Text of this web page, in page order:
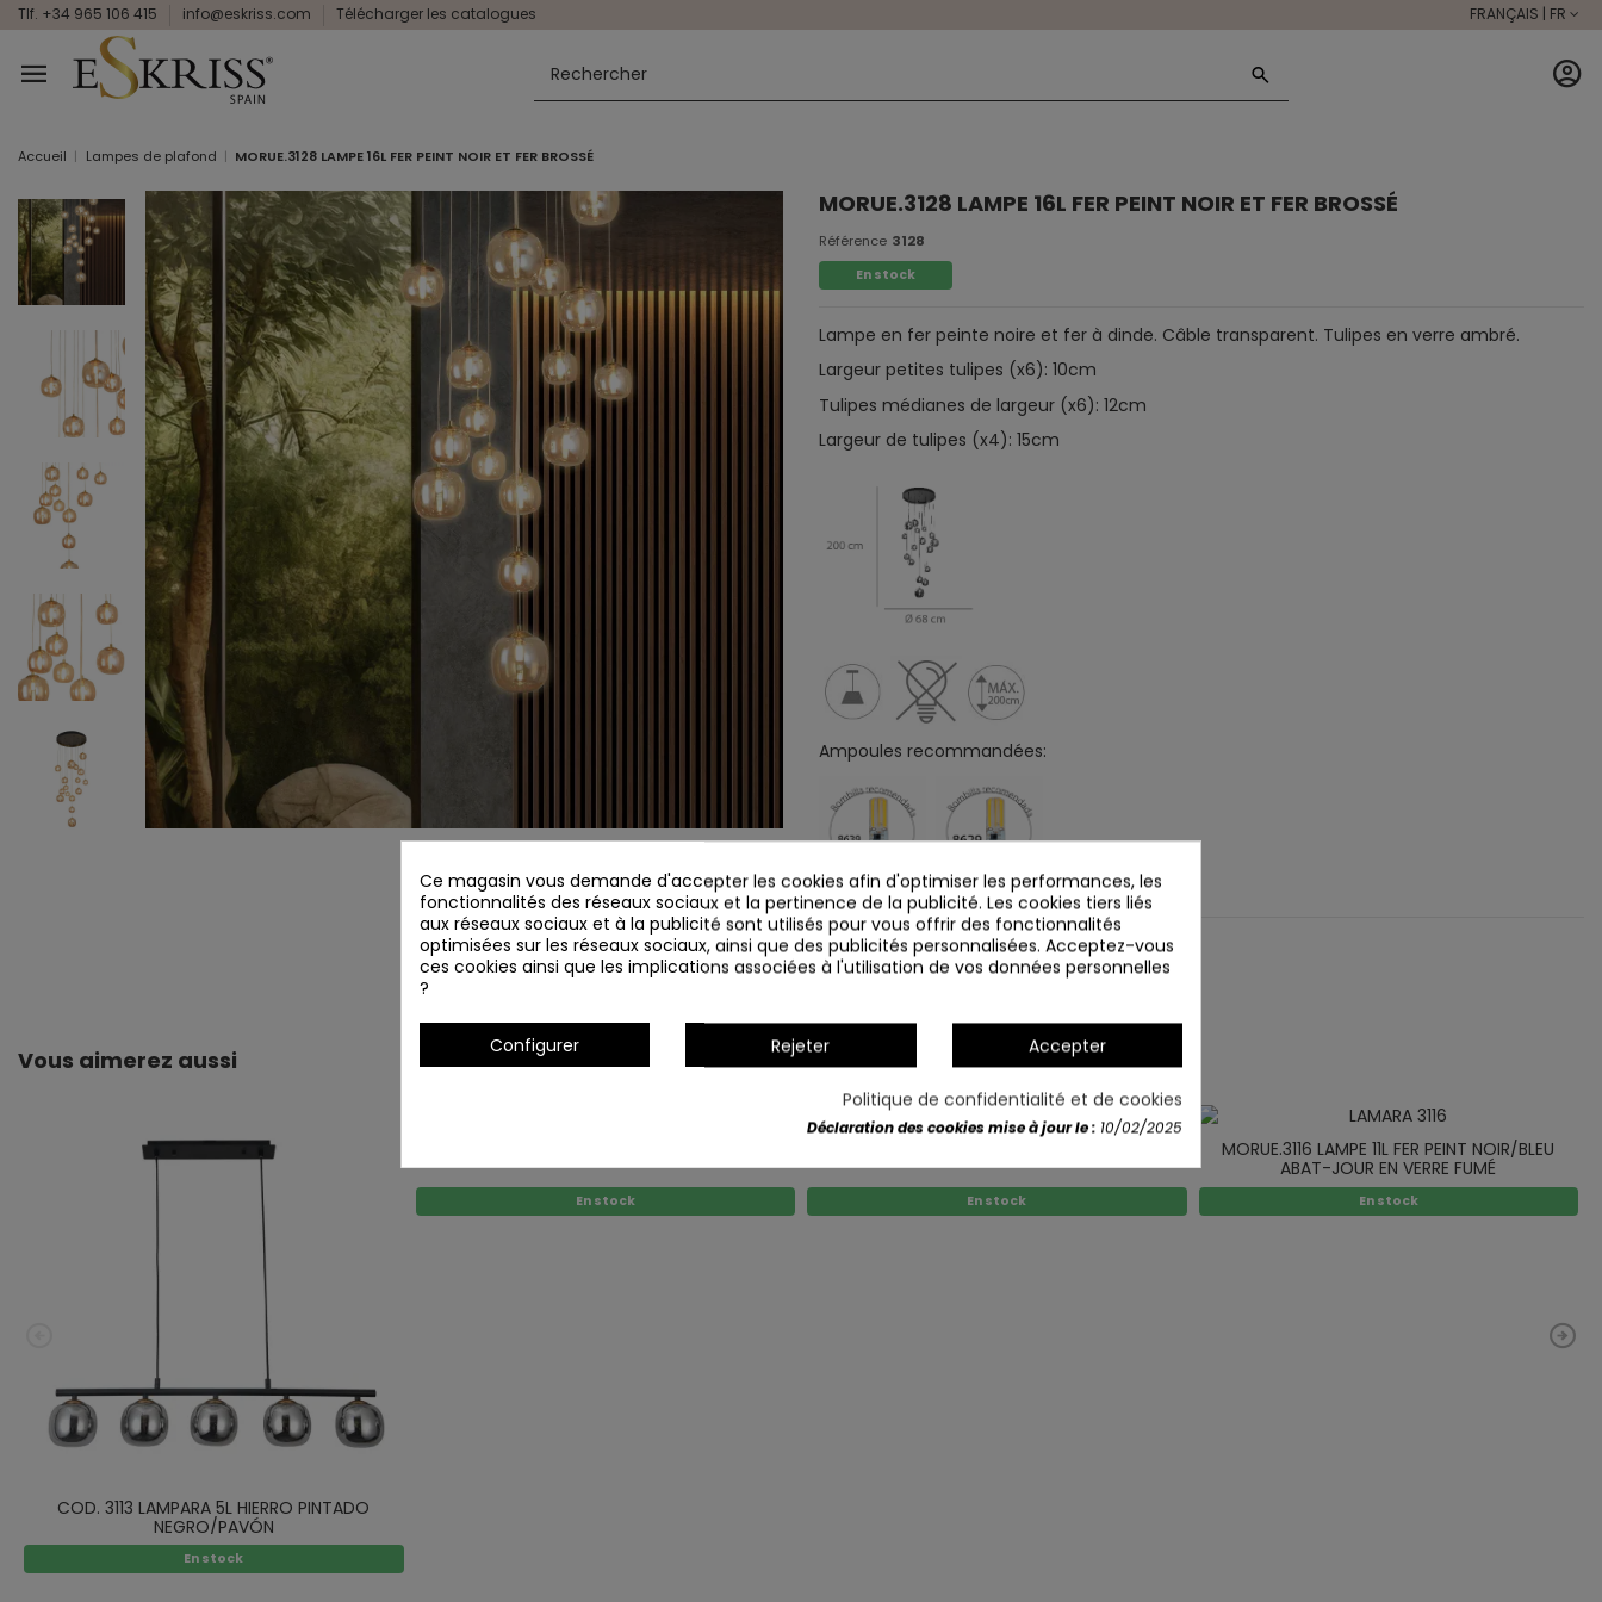
Tlf. +34 965 106 415 info@eskriss.com Télécharger les catalogues FRANÇAIS | FR
Accueil Lampes de plafond MORUE.3128 LAMPE 16L FER PEINT NOIR ET FER BROSSÉ
MORUE.3128 LAMPE 16L FER PEINT NOIR ET FER BROSSÉ
Référence 3128
En stock
Lampe en fer peinte noire et fer à dinde. Câble transparent. Tulipes en verre ambré.
Largeur petites tulipes (x6): 10cm
Tulipes médianes de largeur (x6): 12cm
Largeur de tulipes (x4): 15cm
Ampoules recommandées:
Détails du produit
Vous aimerez aussi
COD. 3113 LAMPARA 5L HIERRO PINTADO
NEGRO/PAVÓN
En stock
En stock En stock
MORUE.3116 LAMPE 11L FER PEINT NOIR/BLEU
ABAT-JOUR EN VERRE FUMÉ
En stock
Ce magasin vous demande d'accepter les cookies afin d'optimiser les performances, les
fonctionnalités des réseaux sociaux et la pertinence de la publicité. Les cookies tiers liés
aux réseaux sociaux et à la publicité sont utilisés pour vous offrir des fonctionnalités
optimisées sur les réseaux sociaux, ainsi que des publicités personnalisées. Acceptez-vous
ces cookies ainsi que les implications associées à l'utilisation de vos données personnelles
?
Configurer Rejeter Accepter
Politique de confidentialité et de cookies
Déclaration des cookies mise à jour le : 10/02/2025